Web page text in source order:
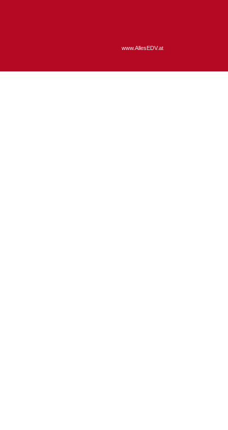
www.AllesEDV.at